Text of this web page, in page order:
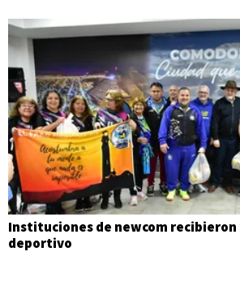
Instituciones de newcom
deportivo